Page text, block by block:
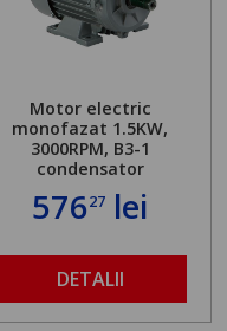
Motor electric
monofazat 1.5KW,
3000RPM, B3-1
condensator
57627 lei
DETALII